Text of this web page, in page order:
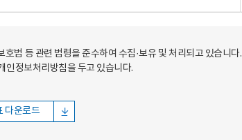
법 등 관련 법령을 준수하여 수집·보유 및 처리되고 있습니다.
인정보처리방침을 두고 있습니다.
다운로드